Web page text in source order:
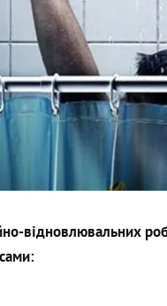
відновлювальних